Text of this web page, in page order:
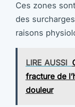
Ces zones
des
raisons
LIRE AUSSI
fracture de
douleur